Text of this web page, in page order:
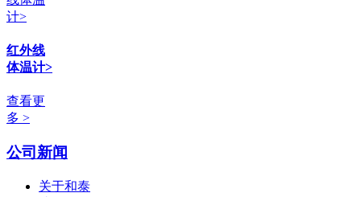
红外线
体温计>
查看更
多 >
公司新闻
关于和泰